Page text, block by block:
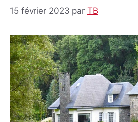
15 février 2023 par TB